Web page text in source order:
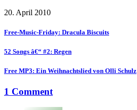
20. April 2010
Free-Music-Friday: Dracula Biscuits
52 Songs â€“ #2: Regen
Free MP3: Ein Weihnachtslied von Olli Schulz
1 Comment